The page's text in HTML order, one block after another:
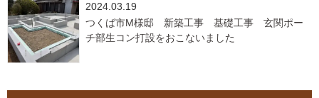
2024.03.19
つくば市M様邸 新築工事 基礎工事 玄関ポー
チ部生コン打設をおこないました